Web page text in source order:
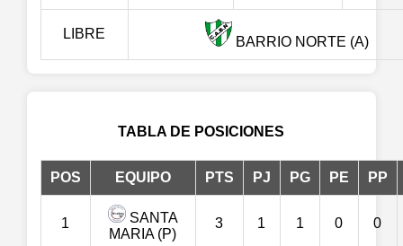
LIBRE
BARRIO NORTE (A)
TABLA DE POSICIONES
POS EQUIPO PTS PJ PG PE PP
1
SANTA
MARIA (P)
3 1 1 0 0